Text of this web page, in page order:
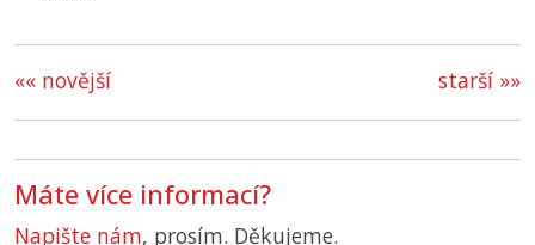
starší »»
«« novější
Máte více informací?
Napište nám, prosím. Děkujeme.